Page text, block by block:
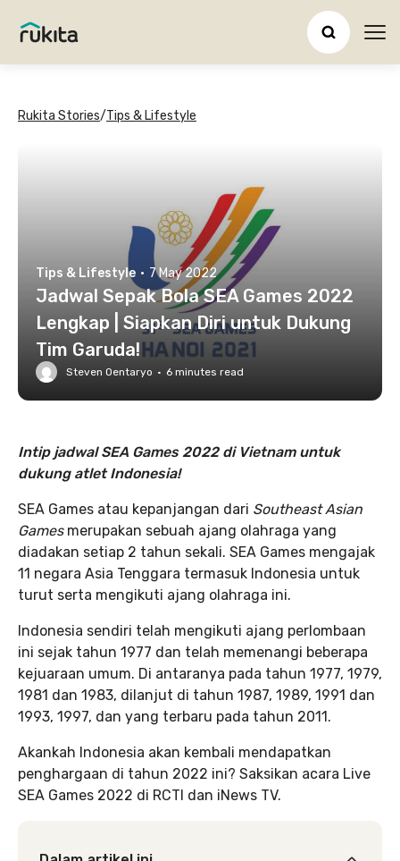
Rukita Stories/Tips & Lifestyle
Tips & Lifestyle · 7 May 2022
Jadwal Sepak Bola SEA Games 2022
Lengkap | Siapkan Diri untuk Dukung
Tim Garuda!
Steven Oentaryo · 6 minutes read
Intip jadwal SEA Games 2022 di Vietnam untuk
dukung atlet Indonesia!
SEA Games atau kepanjangan dari Southeast Asian
Gamesmerupakan sebuah ajang olahraga yang
diadakan setiap 2 tahun sekali. SEA Games mengajak
11 negara Asia Tenggara termasuk Indonesia untuk
turut serta mengikuti ajang olahraga ini.
Indonesia sendiri telah mengikuti ajang perlombaan
ini sejak tahun 1977 dan telah memenangi beberapa
kejuaraan umum. Di antaranya pada tahun 1977, 1979,
1981 dan 1983, dilanjut di tahun 1987, 1989, 1991 dan
1993, 1997, dan yang terbaru pada tahun 2011.
Akankah Indonesia akan kembali mendapatkan
penghargaan di tahun 2022 ini? Saksikan acara Live
SEA Games 2022 di RCTI dan iNews TV.